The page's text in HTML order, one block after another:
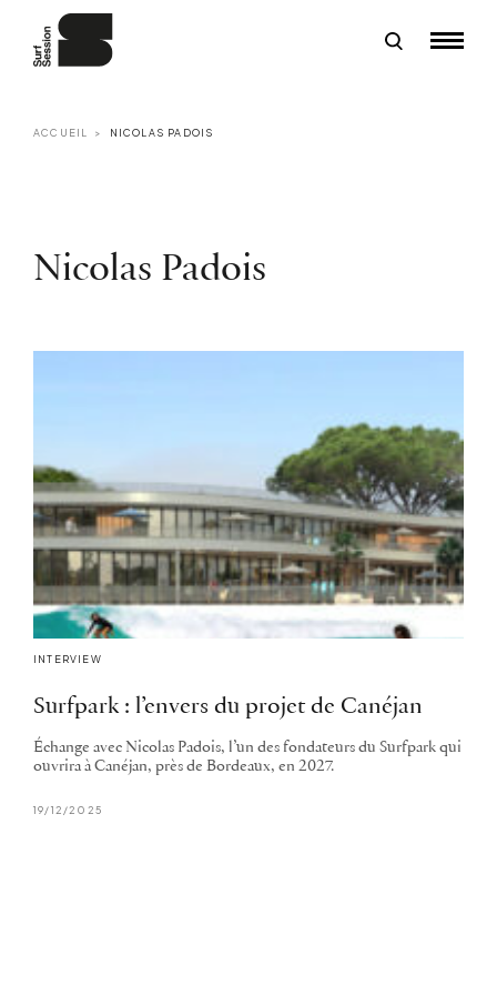
ACCUEIL NICOLAS PADOIS
Nicolas Padois
INTERVIEW
Surfpark : l’envers du projet de Canéjan
Échange avec Nicolas Padois, l’un des fondateurs du Surfpark qui
ouvrira à Canéjan, près de Bordeaux, en 2027.
19/12/2025